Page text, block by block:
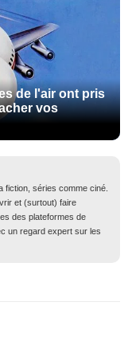
de l'air ont pris
vos
fiction, séries comme ciné.
et (surtout) faire
des plateformes de
un regard expert sur les